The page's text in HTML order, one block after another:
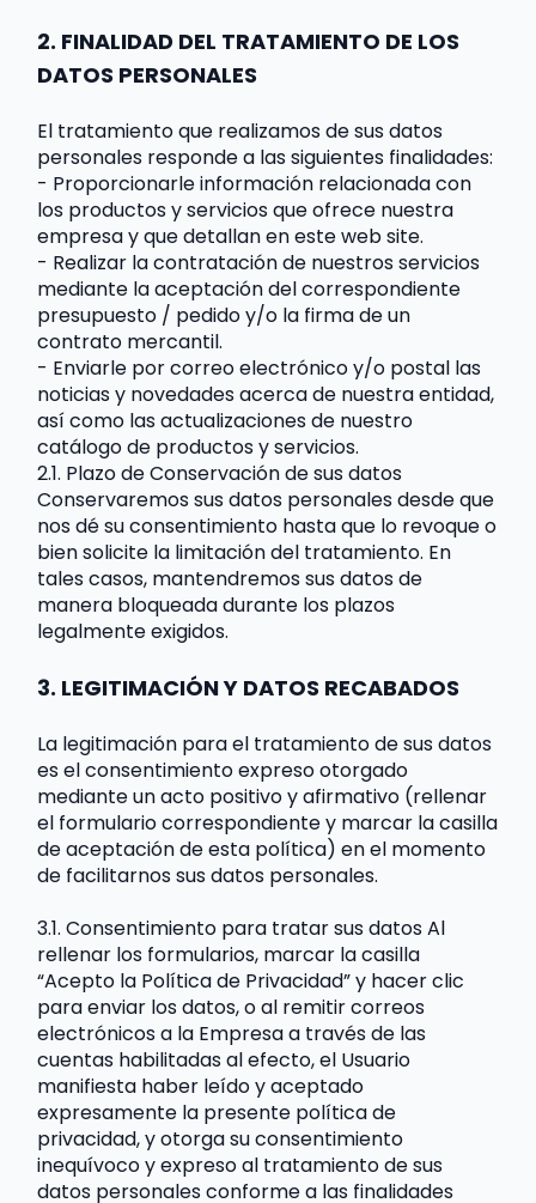
2. FINALIDAD DEL TRATAMIENTO DE LOS
DATOS PERSONALES
El tratamiento que realizamos de sus datos
personales responde a las siguientes finalidades:
- Proporcionarle información relacionada con
los productos y servicios que ofrece nuestra
empresa y que detallan en este web site.
- Realizar la contratación de nuestros servicios
mediante la aceptación del correspondiente
presupuesto / pedido y/o la firma de un
contrato mercantil.
- Enviarle por correo electrónico y/o postal las
noticias y novedades acerca de nuestra entidad,
así como las actualizaciones de nuestro
catálogo de productos y servicios.
2.1. Plazo de Conservación de sus datos
Conservaremos sus datos personales desde que
nos dé su consentimiento hasta que lo revoque o
bien solicite la limitación del tratamiento. En
tales casos, mantendremos sus datos de
manera bloqueada durante los plazos
legalmente exigidos.
3. LEGITIMACIÓN Y DATOS RECABADOS
La legitimación para el tratamiento de sus datos
es el consentimiento expreso otorgado
mediante un acto positivo y afirmativo (rellenar
el formulario correspondiente y marcar la casilla
de aceptación de esta política) en el momento
de facilitarnos sus datos personales.
3.1. Consentimiento para tratar sus datos Al
rellenar los formularios, marcar la casilla
“Acepto la Política de Privacidad” y hacer clic
para enviar los datos, o al remitir correos
electrónicos a la Empresa a través de las
cuentas habilitadas al efecto, el Usuario
manifiesta haber leído y aceptado
expresamente la presente política de
privacidad, y otorga su consentimiento
inequívoco y expreso al tratamiento de sus
datos personales conforme a las finalidades